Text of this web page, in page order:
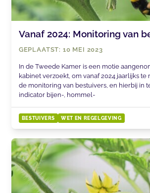
Vanaf 2024: Monitoring van
GEPLAATST: 10 MEI 2023
In de Tweede Kamer is een motie
kabinet verzoekt, om vanaf 2024 jaarlijks
de monitoring van bestuivers, en hierbij in
indicator bijen-, hommel-
BESTUIVERS WET EN REGELGEVING